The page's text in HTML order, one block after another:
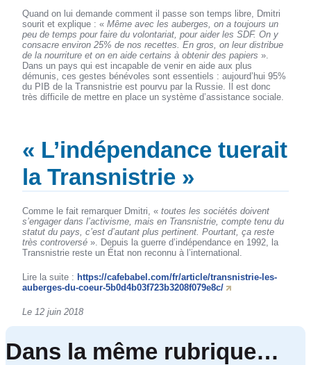
Quand on lui demande comment il passe son temps libre, Dmitri
sourit et explique : «Même avec les auberges, on a toujours un
peu de temps pour faire du volontariat, pour aider les SDF. On y
consacre environ 25% de nos recettes. En gros, on leur distribue
de la nourriture et on en aide certains à obtenir des papiers ».
Dans un pays qui est incapable de venir en aide aux plus
démunis, ces gestes bénévoles sont essentiels : aujourd’hui 95%
du PIB de la Transnistrie est pourvu par la Russie. Il est donc
très difficile de mettre en place un système d’assistance sociale.
« L’indépendance tuerait
la Transnistrie »
Comme le fait remarquer Dmitri, «toutes les sociétés doivent
s’engager dans l’activisme, mais en Transnistrie, compte tenu du
statut du pays, c’est d’autant plus pertinent. Pourtant, ça reste
très controversé ». Depuis la guerre d’indépendance en 1992, la
Transnistrie reste un État non reconnu à l’international.
Lire la suite : https://cafebabel.com/fr/article/transnistrie-les-
auberges-du-coeur-5b0d4b03f723b3208f079e8c/
Le 12 juin 2018
Dans la même rubrique…